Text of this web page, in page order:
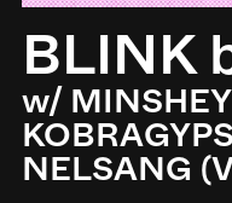
BLINK
w/
NELSANG